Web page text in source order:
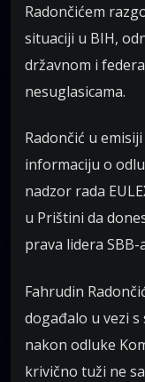
Radončićem
situaciji u BIH,
državnom i
nesuglasicama.
Radončić u
informaciju o
nadzor rada
u Prištini da
prava lidera SBB-
Fahrudin
događalo u vezi
nakon odluke
krivično tuži ne